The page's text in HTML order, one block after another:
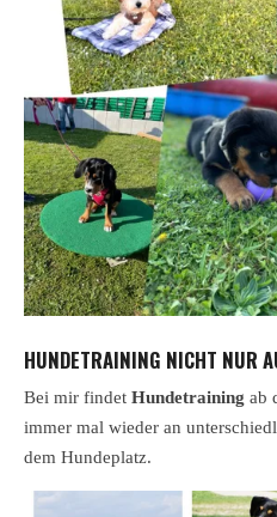
HUNDETRAINING NICHT NUR
Bei mir findet Hundetraining ab
immer mal wieder an
dem Hundeplatz.